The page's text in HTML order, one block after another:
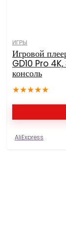
ИГРЫ
Игровой
GD10 Pro 4K,
консоль
★★★★★
AliExpress